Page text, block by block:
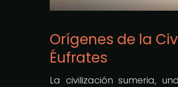
Orígenes de la
Éufrates
La civilización sumeria,